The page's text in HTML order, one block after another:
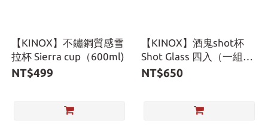
【KINOX】不鏽鋼質感雪
拉杯 Sierra cup（600ml)
NT$499
【KINOX】酒鬼shot杯
Shot Glass 四入（一組四
入含收納袋）
NT$650